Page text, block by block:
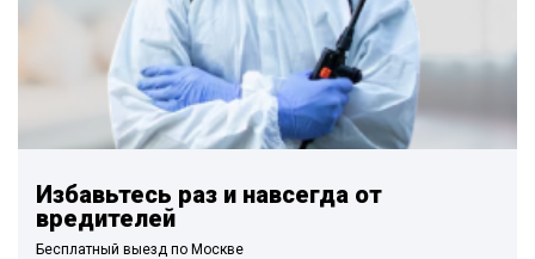
Избавьтесь раз и навсегда от
вредителей
Бесплатный выезд по Москве